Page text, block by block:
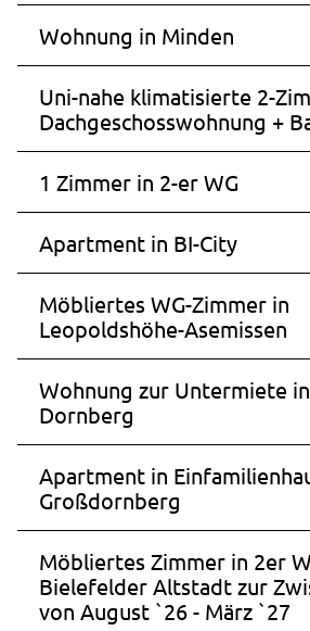
Wohnung in Minden
Uni-nahe klimatisierte 2-
Dachgeschosswohnung +
1 Zimmer in 2-er WG
Apartment in BI-City
Möbliertes WG-Zimmer in
Leopoldshöhe-Asemissen
Wohnung zur Untermiete
Dornberg
Apartment in
Großdornberg
Möbliertes Zimmer in 2er
Bielefelder Altstadt zur
von August `26 - März `27
Cookie Laufzeit:
_pk_ref.1.ccca
_pk_ref.1.ccca
studierendenwerk-bielefeld.de
Zweck:
Speichert, über welchen Link der
Website gelangt ist.
Cookie Laufzeit:
6 Monate